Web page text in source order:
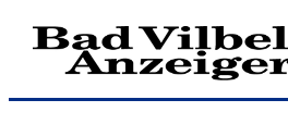
Zum
Inhalt